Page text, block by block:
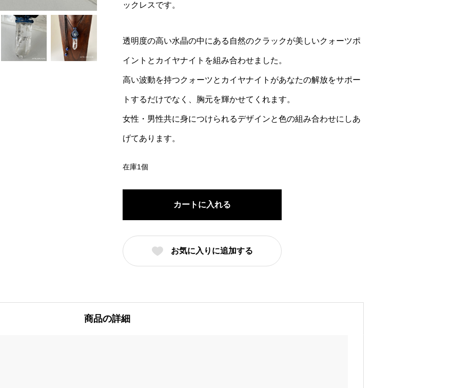
ックレスです。
透明度の高い水晶の中にある自然のクラックが美しいクォーツポ
イントとカイヤナイトを組み合わせました。
高い波動を持つクォーツとカイヤナイトがあなたの解放をサポー
トするだけでなく、胸元を輝かせてくれます。
女性・男性共に身につけられるデザインと色の組み合わせにしあ
げてあります。
在庫1個
カートに入れる
お気に入りに追加する
商品の詳細